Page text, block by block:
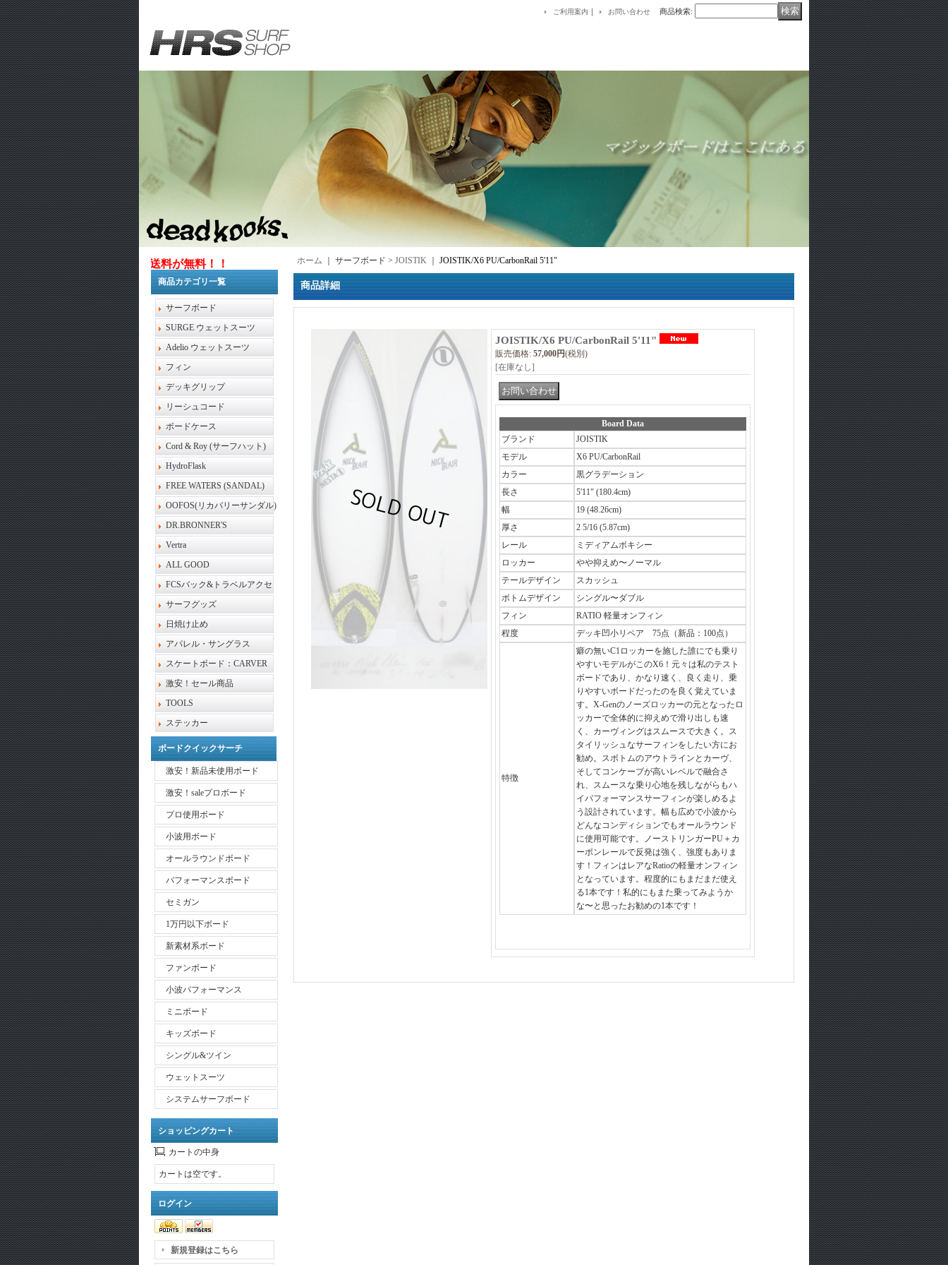
ご利用案内 ｜ お問い合わせ 商品検索:
1万円以上お買い上げで送料が無料！！
商品カテゴリ一覧
サーフボード
SURGE ウェットスーツ
Adelio ウェットスーツ
フィン
デッキグリップ
リーシュコード
ボードケース
Cord & Roy (サーフハット)
HydroFlask
FREE WATERS (SANDAL)
OOFOS(リカバリーサンダル)
DR.BRONNER'S
Vertra
ALL GOOD
FCSバック&トラベルアクセ
サーフグッズ
日焼け止め
アパレル・サングラス
スケートボード：CARVER
激安！セール商品
TOOLS
ステッカー
ボードクイックサーチ
激安！新品未使用ボード
激安！saleプロボード
プロ使用ボード
小波用ボード
オールラウンドボード
パフォーマンスボード
セミガン
1万円以下ボード
新素材系ボード
ファンボード
小波パフォーマンス
ミニボード
キッズボード
シングル&ツイン
ウェットスーツ
システムサーフボード
ショッピングカート
カートの中身
カートは空です。
ログイン
新規登録はこちら
ホーム ｜ サーフボード > JOISTIK JOISTIK/X6 PU/CarbonRail 5'11"
商品詳細
JOISTIK/X6 PU/CarbonRail 5'11"
販売価格: 57,000円(税別)
[在庫なし]
Board Data
ブランド
JOISTIK
モデル
X6 PU/CarbonRail
カラー
黒グラデーション
長さ
5'11" (180.4cm)
幅
19 (48.26cm)
厚さ
2 5/16 (5.87cm)
レール
ミディアムボキシー
ロッカー
やや抑えめ〜ノーマル
テールデザイン
スカッシュ
ボトムデザイン
シングル〜ダブル
フィン
RATIO 軽量オンフィン
程度
デッキ凹小リペア 75点（新品：100点）
特徴
癖の無いC1ロッカーを施した誰にでも乗り
やすいモデルがこのX6！元々は私のテスト
ボードであり、かなり速く、良く走り、乗
りやすいボードだったのを良く覚えていま
す。X-Genのノーズロッカーの元となったロ
ッカーで全体的に抑えめで滑り出しも速
く、カーヴィングはスムースで大きく。ス
タイリッシュなサーフィンをしたい方にお
勧め。スボトムのアウトラインとカーヴ、
そしてコンケーブが高いレベルで融合さ
れ、スムースな乗り心地を残しながらもハ
イパフォーマンスサーフィンが楽しめるよ
う設計されています。幅も広めで小波から
どんなコンディションでもオールラウンド
に使用可能です。ノーストリンガーPU＋カ
ーボンレールで反発は強く、強度もありま
す！フィンはレアなRatioの軽量オンフィン
となっています。程度的にもまだまだ使え
る1本です！私的にもまた乗ってみようか
な〜と思ったお勧めの1本です！